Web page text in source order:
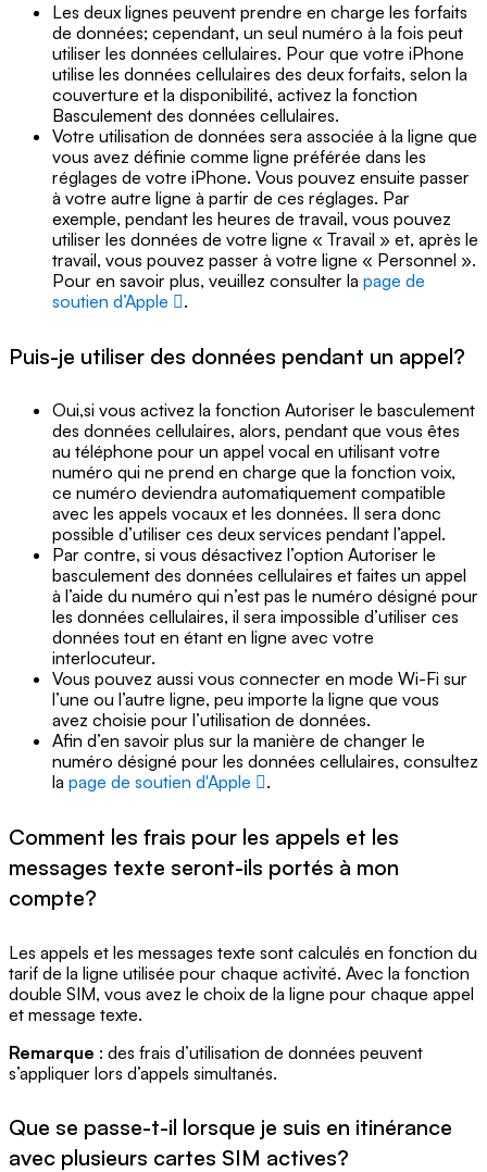
Les deux lignes peuvent prendre en charge les forfaits
de données; cependant, un seul numéro à la fois peut
utiliser les données cellulaires. Pour que votre iPhone
utilise les données cellulaires des deux forfaits, selon la
couverture et la disponibilité, activez la fonction
Basculement des données cellulaires.
Votre utilisation de données sera associée à la ligne que
vous avez définie comme ligne préférée dans les
réglages de votre iPhone. Vous pouvez ensuite passer
à votre autre ligne à partir de ces réglages. Par
exemple, pendant les heures de travail, vous pouvez
utiliser les données de votre ligne « Travail » et, après le
travail, vous pouvez passer à votre ligne « Personnel ».
Pour en savoir plus, veuillez consulter la page de
soutien d’Apple
.
Puis-je utiliser des données pendant un appel?
Oui,si vous activez la fonction Autoriser le basculement
des données cellulaires, alors, pendant que vous êtes
au téléphone pour un appel vocal en utilisant votre
numéro qui ne prend en charge que la fonction voix,
ce numéro deviendra automatiquement compatible
avec les appels vocaux et les données. Il sera donc
possible d’utiliser ces deux services pendant l’appel.
Par contre, si vous désactivez l’option Autoriser le
basculement des données cellulaires et faites un appel
à l’aide du numéro qui n’est pas le numéro désigné pour
les données cellulaires, il sera impossible d’utiliser ces
données tout en étant en ligne avec votre
interlocuteur.
Vous pouvez aussi vous connecter en mode Wi-Fi sur
l’une ou l’autre ligne, peu importe la ligne que vous
avez choisie pour l’utilisation de données.
Afin d’en savoir plus sur la manière de changer le
numéro désigné pour les données cellulaires, consultez
la page de soutien d'Apple .
Comment les frais pour les appels et les
messages texte seront-ils portés à mon
compte?
Les appels et les messages texte sont calculés en fonction du
tarif de la ligne utilisée pour chaque activité. Avec la fonction
double SIM, vous avez le choix de la ligne pour chaque appel
et message texte.
Remarque : des frais d’utilisation de données peuvent
s’appliquer lors d’appels simultanés.
Que se passe-t-il lorsque je suis en itinérance
avec plusieurs cartes SIM actives?